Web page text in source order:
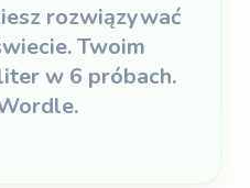
rozwiązywać
Twoim
w 6 próbach.